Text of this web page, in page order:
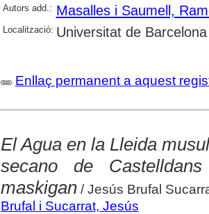
Autors add.: Masalles i Saumell,
Localització: Universitat de Barcelona
Enllaç permanent a aquest
El Agua en la Lleida
secano de
maskigan/ Jesús Brufal
Brufal i Sucarrat, Jesús